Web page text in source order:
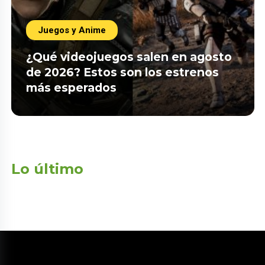
Juegos y Anime
¿Qué videojuegos salen en agosto
de 2026? Estos son los estrenos
más esperados
Lo último